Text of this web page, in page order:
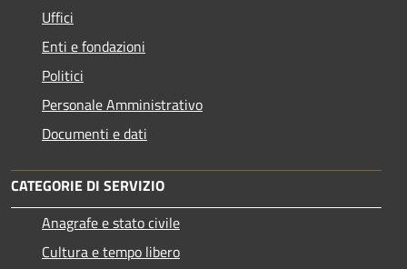
Uffici
Enti e fondazioni
Politici
Personale Amministrativo
Documenti e dati
CATEGORIE DI SERVIZIO
Anagrafe e stato civile
Cultura e tempo libero